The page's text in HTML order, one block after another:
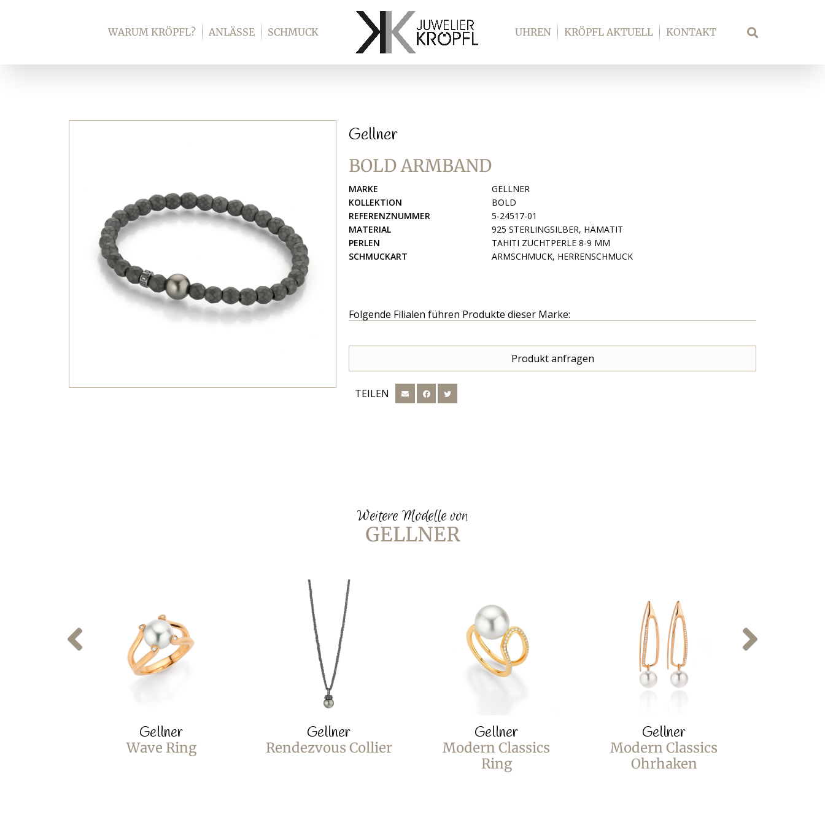
WARUM KRÖPFL? ANLÄSSE SCHMUCK UHREN KRÖPFL AKTUELL KONTAKT Suche
Gellner
BOLD ARMBAND
MARKE
GELLNER
KOLLEKTION
BOLD
REFERENZNUMMER
5-24517-01
MATERIAL
925 STERLINGSILBER, HÄMATIT
PERLEN
TAHITI ZUCHTPERLE 8-9 MM
SCHMUCKART
ARMSCHMUCK, HERRENSCHMUCK
Folgende Filialen führen Produkte dieser Marke:
Produkt anfragen
TEILEN
Weitere Modelle von
GELLNER
Gellner
Wave Ring
Gellner
Rendezvous Collier
Gellner
Modern Classics
Ring
Gellner
Modern Classics
Ohrhaken